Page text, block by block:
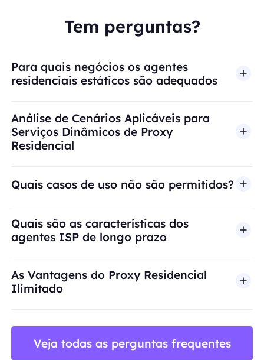
Tem perguntas?
Para quais negócios os agentes
residenciais estáticos são adequados
Análise de Cenários Aplicáveis para
Serviços Dinâmicos de Proxy
Residencial
Quais casos de uso não são permitidos?
A BestProxy não oferece suporte a fraude,
Quais são as características dos
agentes ISP de longo prazo
As Vantagens do Proxy Residencial
Ilimitado
Veja todas as perguntas frequentes